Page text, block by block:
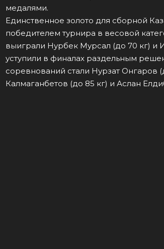
медалями.
Единственное золото для сборной
победителем турнира в весовой
выиграли Нурбек Мурсал (до 70 кг) и
уступили в финалах раздельным
соревнований стали Нурзат Онгаров
Калмаганбетов (до 85 кг) и Аслан